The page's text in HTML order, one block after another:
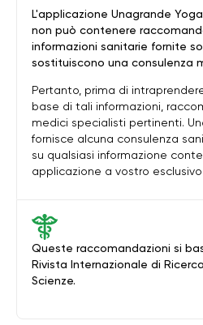
Queste raccomandazioni si
Rivista Internazionale di
Scienze.
L'applicazione Unagrande
non può contenere
informazioni sanitarie fornite
sostituiscono una consulenza
Pertanto, prima di
base di tali informazioni,
medici specialisti pertinenti.
fornisce alcuna consulenza
su qualsiasi informazione
applicazione a vostro esclusivo